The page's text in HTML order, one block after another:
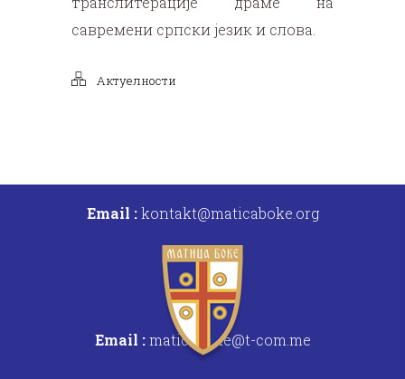
савремени српски језик и слова.
Актуелности
Email :kontakt@maticaboke.org
Email :maticaboke@t-com.me